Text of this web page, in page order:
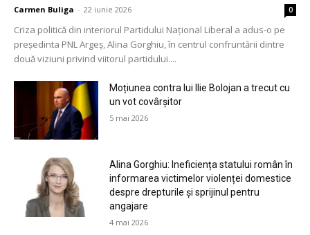
Carmen Buliga - 22 iunie 2026 0
Criza politică din interiorul Partidului Național Liberal a adus-o pe
președinta PNL Argeș, Alina Gorghiu, în centrul confruntării dintre
două viziuni privind viitorul partidului....
Moțiunea contra lui Ilie Bolojan a trecut cu
un vot covârșitor
5 mai 2026
Alina Gorghiu: Ineficiența statului român în
informarea victimelor violenței domestice
despre drepturile și sprijinul pentru
angajare
4 mai 2026